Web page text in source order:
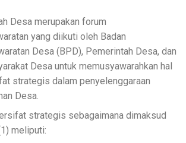
Desa merupakan forum
yang diikuti oleh Badan
Desa (BPD), Pemerintah Desa, dan
Desa untuk memusyawarahkan hal
strategis dalam penyelenggaraan
Desa.
strategis sebagaimana dimaksud
meliputi: